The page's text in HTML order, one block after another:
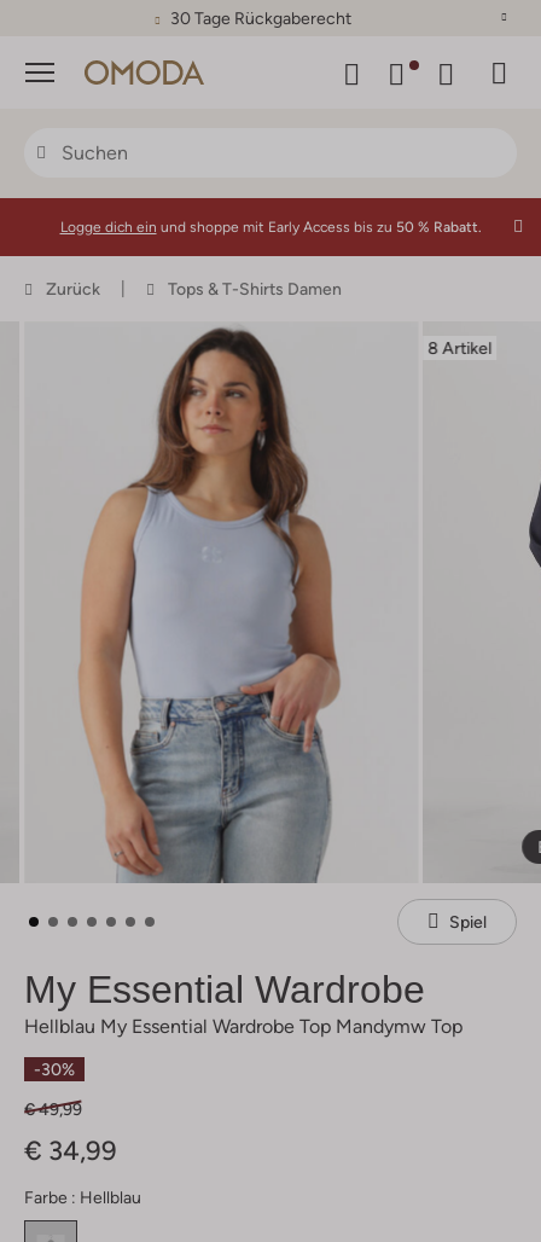
30 Tage Rückgaberecht
Menü
Logge dich ein und shoppe mit Early Access bis zu 50 % Rabatt.
Zurück Tops & T-Shirts Damen
8 Artikel
Spiel
My Essential Wardrobe
Hellblau My Essential Wardrobe Top Mandymw Top
-30%
€ 49,99
€ 34,99
Farbe : Hellblau